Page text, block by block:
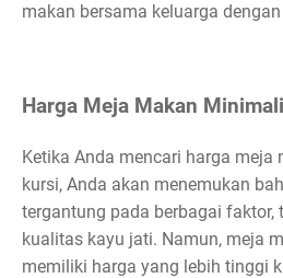
makan bersama keluarga
Harga Meja Makan
Ketika Anda mencari harga
kursi, Anda akan menemukan
tergantung pada berbagai faktor,
kualitas kayu jati. Namun, meja
memiliki harga yang lebih tinggi